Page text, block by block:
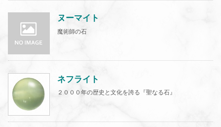
ヌーマイト
魔術師の石
ネフライト
２０００年の歴史と文化を誇る『聖なる石』